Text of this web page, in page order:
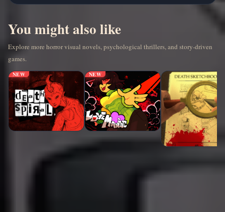
You might also like
Explore more horror visual novels, psychological thrillers, and story-driven
games.
NEW NEW